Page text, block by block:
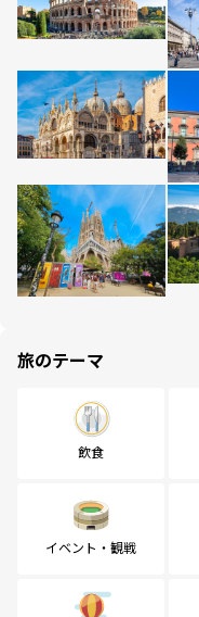
旅のテーマ
飲食
イベント・観戦